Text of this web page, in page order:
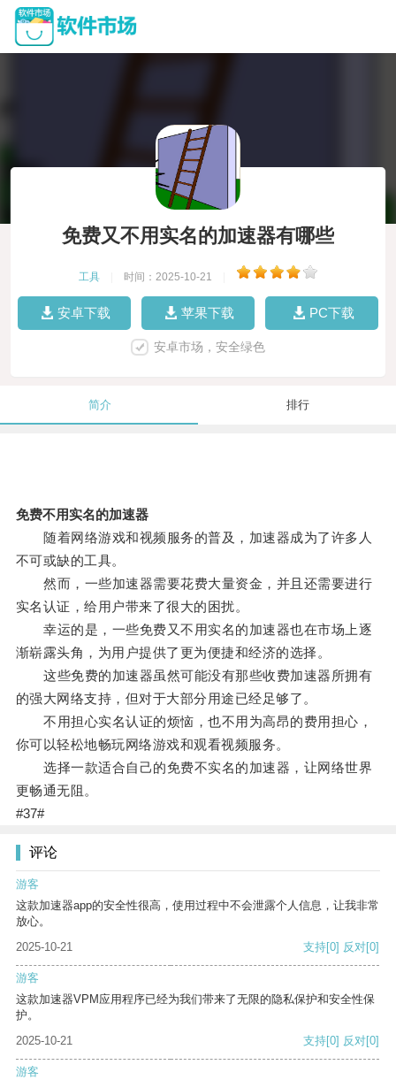
免费又不用实名的加速器有哪些
工具 时间：2025-10-21
安卓下载 苹果下载 PC下载
安卓市场，安全绿色
简介 排行
免费不用实名的加速器
随着网络游戏和视频服务的普及，加速器成为了许多人
不可或缺的工具。
然而，一些加速器需要花费大量资金，并且还需要进行
实名认证，给用户带来了很大的困扰。
幸运的是，一些免费又不用实名的加速器也在市场上逐
渐崭露头角，为用户提供了更为便捷和经济的选择。
这些免费的加速器虽然可能没有那些收费加速器所拥有
的强大网络支持，但对于大部分用途已经足够了。
不用担心实名认证的烦恼，也不用为高昂的费用担心，
你可以轻松地畅玩网络游戏和观看视频服务。
选择一款适合自己的免费不实名的加速器，让网络世界
更畅通无阻。
#37#
评论
游客
这款加速器app的安全性很高，使用过程中不会泄露个人信息，让我非常
放心。
2025-10-21
支持[0] 反对[0]
游客
这款加速器VPM应用程序已经为我们带来了无限的隐私保护和安全性保
护。
2025-10-21
支持[0] 反对[0]
游客